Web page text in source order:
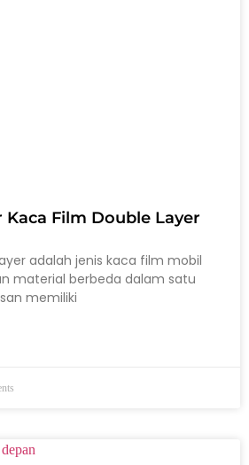
Kaca Film Double Layer
adalah jenis kaca film mobil
material berbeda dalam satu
memiliki